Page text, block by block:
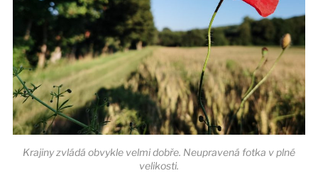
Krajiny zvládá obvykle velmi dobře. Neupravená fotka v plné
velikosti.